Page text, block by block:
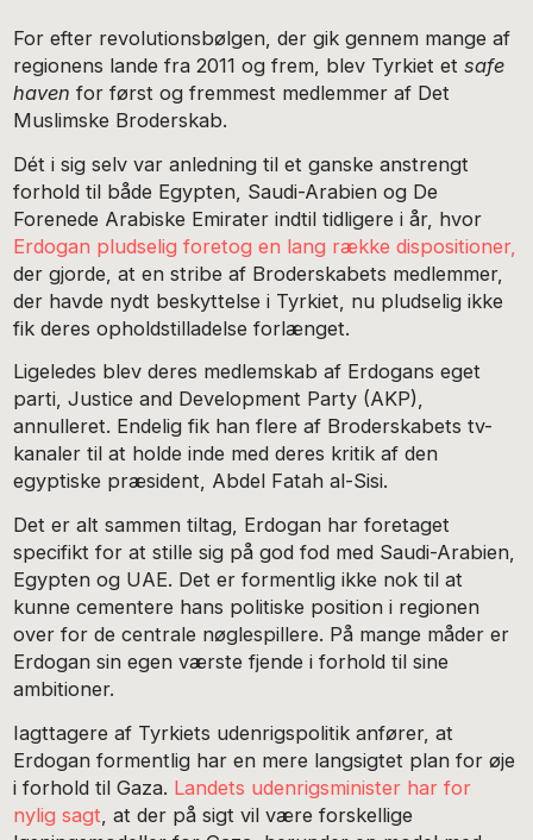
For efter revolutionsbølgen, der gik gennem mange af
regionens lande fra 2011 og frem, blev Tyrkiet etsafe
haven for først og fremmest medlemmer af Det
Muslimske Broderskab.
Dét i sig selv var anledning til et ganske anstrengt
forhold til både Egypten, Saudi-Arabien og De
Forenede Arabiske Emirater indtil tidligere i år, hvor
Erdogan pludselig foretog en lang række dispositioner,
der gjorde, at en stribe af Broderskabets medlemmer,
der havde nydt beskyttelse i Tyrkiet, nu pludselig ikke
fik deres opholdstilladelse forlænget.
Ligeledes blev deres medlemskab af Erdogans eget
parti, Justice and Development Party (AKP),
annulleret. Endelig fik han flere af Broderskabets tv-
kanaler til at holde inde med deres kritik af den
egyptiske præsident, Abdel Fatah al-Sisi.
Det er alt sammen tiltag, Erdogan har foretaget
specifikt for at stille sig på god fod med Saudi-Arabien,
Egypten og UAE. Det er formentlig ikke nok til at
kunne cementere hans politiske position i regionen
over for de centrale nøglespillere. På mange måder er
Erdogan sin egen værste fjende i forhold til sine
ambitioner.
Iagttagere af Tyrkiets udenrigspolitik anfører, at
Erdogan formentlig har en mere langsigtet plan for øje
i forhold til Gaza. Landets udenrigsminister har for
nylig sagt , at der på sigt vil være forskellige